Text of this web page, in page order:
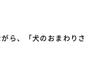
ら、「犬のおまわりさ